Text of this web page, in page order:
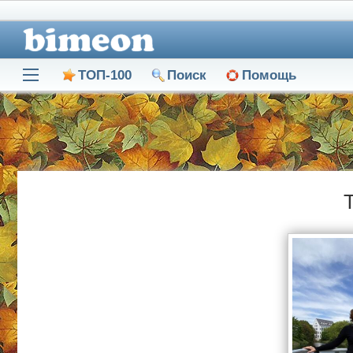
ТОП-100 Поиск Помощь